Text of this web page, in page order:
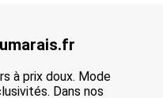
à prix doux. Mode
Dans nos